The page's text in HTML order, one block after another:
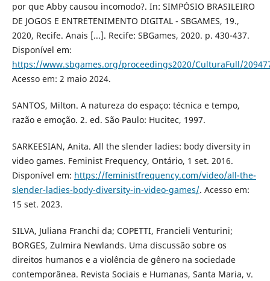
por que Abby causou incomodo?. In: SIMPÓSIO BRASILEIRO
DE JOGOS E ENTRETENIMENTO DIGITAL - SBGAMES, 19.,
2020, Recife. Anais [...]. Recife: SBGames, 2020. p. 430-437.
Disponível em:
https://www.sbgames.org/proceedings2020/CulturaFull/
Acesso em: 2 maio 2024.
SANTOS, Milton. A natureza do espaço: técnica e tempo,
razão e emoção. 2. ed. São Paulo: Hucitec, 1997.
SARKEESIAN, Anita. All the slender ladies: body diversity in
video games. Feminist Frequency, Ontário, 1 set. 2016.
Disponível em: https://feministfrequency.com/video/all-the-
slender-ladies-body-diversity-in-video-games/. Acesso em:
15 set. 2023.
SILVA, Juliana Franchi da; COPETTI, Francieli Venturini;
BORGES, Zulmira Newlands. Uma discussão sobre os
direitos humanos e a violência de gênero na sociedade
contemporânea. Revista Sociais e Humanas, Santa Maria, v.